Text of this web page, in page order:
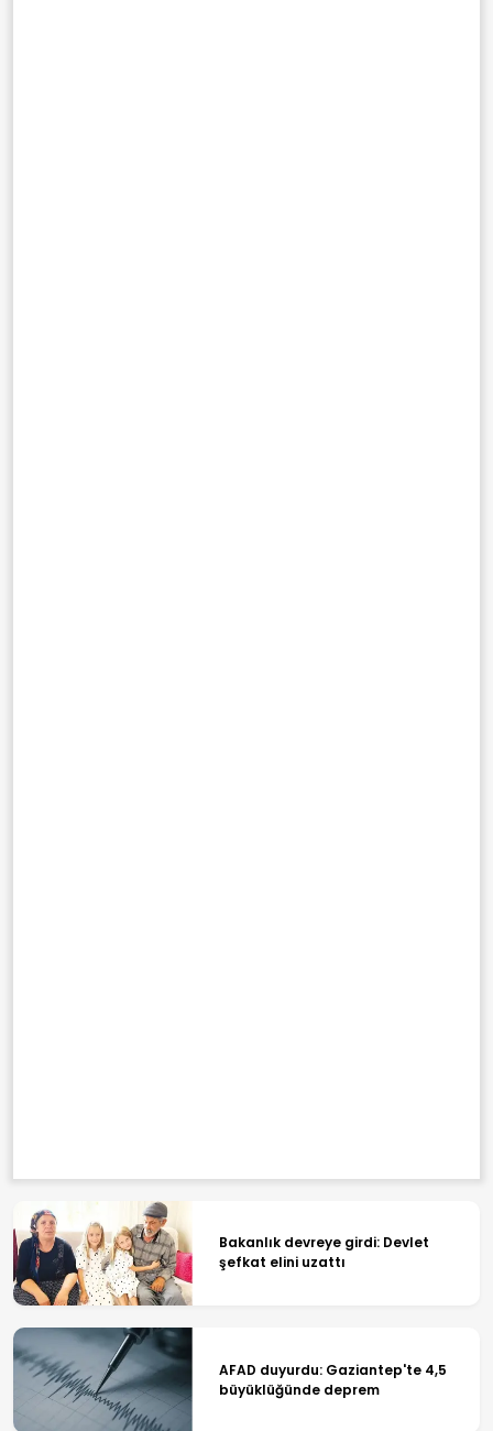
Bakanlık devreye girdi: Devlet
şefkat elini uzattı
AFAD duyurdu: Gaziantep'te 4,5
büyüklüğünde deprem